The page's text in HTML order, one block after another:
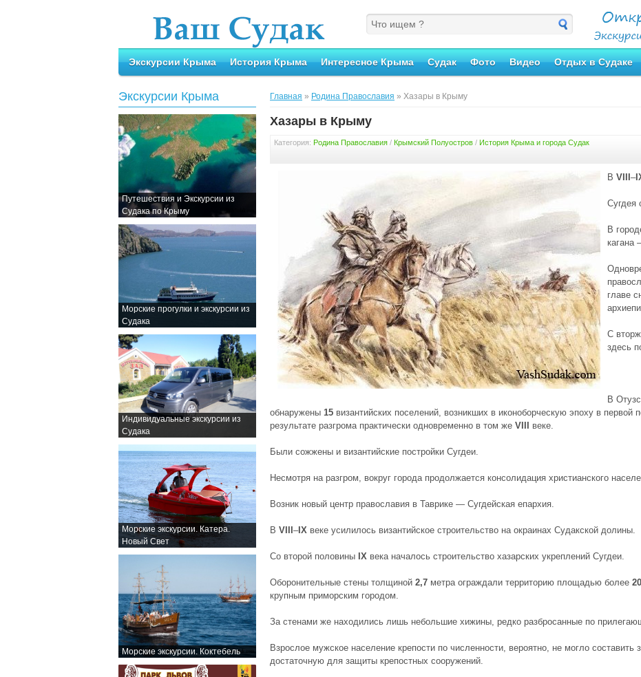
Экскурсии Крыма История Крыма Интересное Крыма Судак Фото Видео Отдых в Судаке
Экскурсии Крыма
Путешествия и Экскурсии из
Судака по Крыму
Морские прогулки и экскурсии из
Судака
Индивидуальные экскурсии из
Судака
Морские экскурсии. Катера.
Новый Свет
Морские экскурсии. Коктебель
Главная » Родина Православия » Хазары в Крыму
Хазары в Крыму
Категория: Родина Православия / Крымский Полуостров / История Крыма и города Судак
В VIII –
Сугдея
В
кагана
главе
С
здесь
В
обнаружены 15 византийских поселений, возникших в иконоборческую эпоху в первой
результате разгрома практически одновременно в том же VIII веке.
Были сожжены и византийские постройки Сугдеи.
Несмотря на разгром, вокруг города продолжается консолидация христианского
Возник новый центр православия в Таврике — Сугдейская епархия.
В VIII –IX веке усилилось византийское строительство на окраинах Судакской долины.
Со второй половины IX века началось строительство хазарских укреплений Сугдеи.
Оборонительные стены толщиной 2,7 метра ограждали территорию площадью более 20
крупным приморским городом.
За стенами же находились лишь небольшие хижины, редко разбросанные по
Взрослое мужское население крепости по численности, вероятно, не могло составить
достаточную для защиты крепостных сооружений.